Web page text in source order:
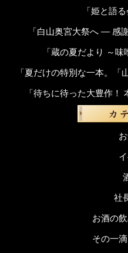
「姫と語
「白山奥宮大祭へ ― 感
「蔵の夏だより ～味
「夏だけの特別な一本。「
「待ちに待った大豊作！
社
お酒の
その一滴